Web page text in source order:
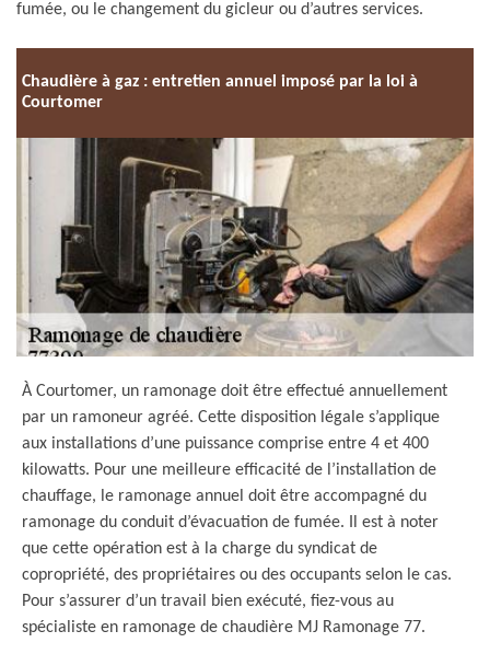
fumée, ou le changement du gicleur ou d’autres services.
Chaudière à gaz : entretien annuel imposé par la loi à
Courtomer
À Courtomer, un ramonage doit être effectué annuellement
par un ramoneur agréé. Cette disposition légale s’applique
aux installations d’une puissance comprise entre 4 et 400
kilowatts. Pour une meilleure efficacité de l’installation de
chauffage, le ramonage annuel doit être accompagné du
ramonage du conduit d’évacuation de fumée. Il est à noter
que cette opération est à la charge du syndicat de
copropriété, des propriétaires ou des occupants selon le cas.
Pour s’assurer d’un travail bien exécuté, fiez-vous au
spécialiste en ramonage de chaudière MJ Ramonage 77.